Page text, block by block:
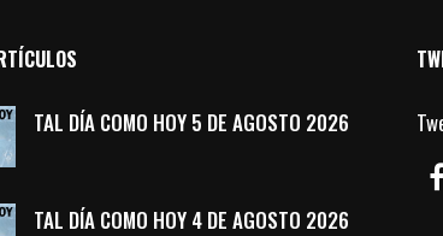
TAL DÍA COMO HOY 5 DE AGOSTO 2026
TAL DÍA COMO HOY 4 DE AGOSTO 2026